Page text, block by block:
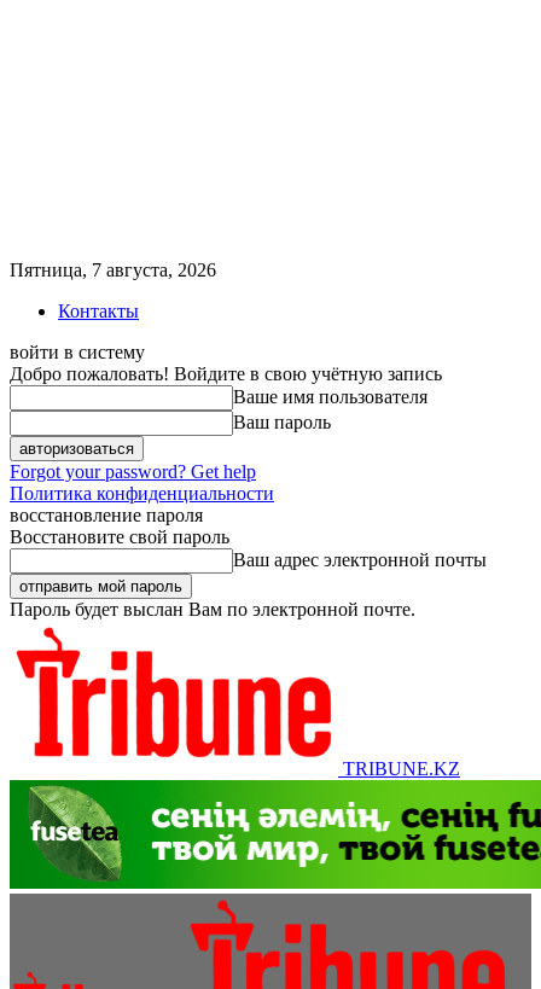
Пятница, 7 августа, 2026
Контакты
войти в систему
Добро пожаловать! Войдите в свою учётную запись
Ваше имя пользователя
Ваш пароль
Forgot your password? Get help
Политика конфиденциальности
восстановление пароля
Восстановите свой пароль
Ваш адрес электронной почты
Пароль будет выслан Вам по электронной почте.
TRIBUNE.KZ